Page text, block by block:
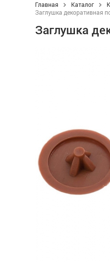
Главная Каталог
Заглушка декоративная
Заглушка